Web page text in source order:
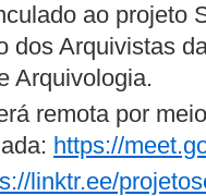
ao projeto
dos Arquivistas
Arquivologia.
remota por
https://
linktr.ee/